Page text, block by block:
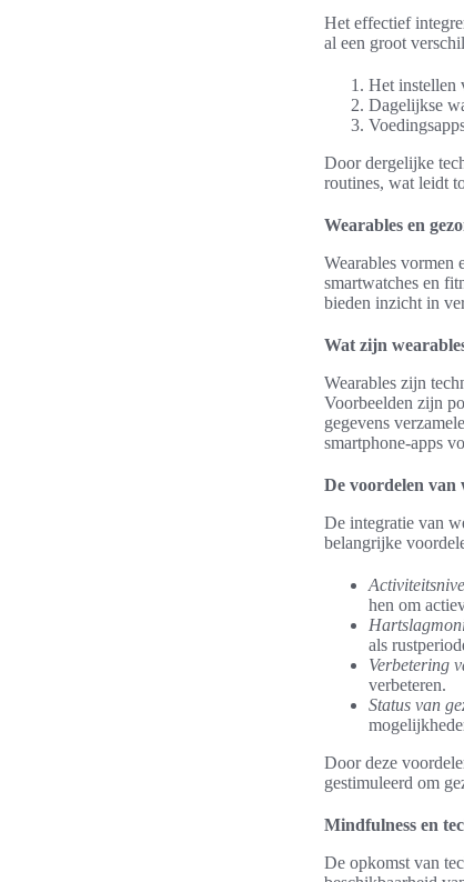
Het effectief
al een groot
Het instellen
Dagelijkse
Door dergelijke
routines, wat leidt
Wearables en
Wearables vormen
smartwatches en
bieden inzicht in
Wat zijn
Wearables zijn
Voorbeelden zijn
gegevens
smartphone-apps
De voordelen van
De integratie van
belangrijke
hen om
als
Verbetering
verbeteren.
Status van
Door deze
gestimuleerd om
Mindfulness en
De opkomst van